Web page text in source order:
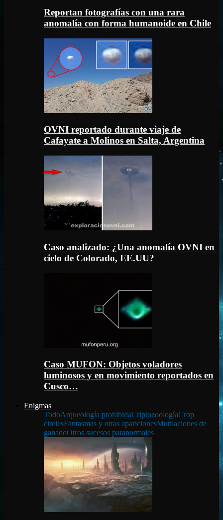
Reportan fotografías con una rara
anomalía con forma humanoide en Chile
OVNI reportado durante viaje de
Cafayate a Molinos en Salta, Argentina
Caso analizado: ¿Una anomalía OVNI en
cielo de Colorado, EE.UU?
Caso MUFON: Objetos voladores
luminosos y en movimiento reportados en
Cusco…
Enigmas
TodoArqueología prohibidaCriptozoologíaCrop
circlesFantasmas y otras aparicionesMutilaciones de
ganadoOtros sucesos paranormales